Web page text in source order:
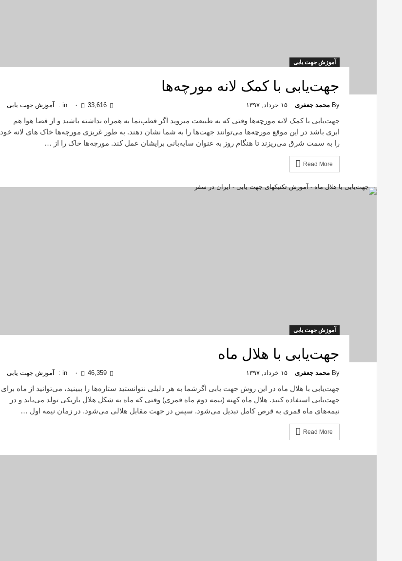
آموزش جهت یابی
جهت‌یابی با کمک لانه مورچه‌ها
By محمد جعفری ۱۵ خرداد, ۱۳۹۷ in : آموزش جهت یابی ۰ 33,616
جهت‌یابی با کمک لانه مورچه‌ها وقتی که به طبیعت میروید اگر قطب‌نما به همراه نداشته باشید و از قضا هوا هم
ابری باشد در این موقع مورچه‌ها می‌توانند جهت‌ها را به شما نشان دهند. به طور غریزی مورچه‌ها خاک های لانه‌ خود
را به سمت شرق می‌ریزند تا هنگام روز به عنوان سایه‌بانی برایشان عمل کند. مورچه‌ها خاک را از …
Read More
آموزش جهت یابی
جهت‌یابی با هلال ماه
By محمد جعفری ۱۵ خرداد, ۱۳۹۷ in : آموزش جهت یابی ۰ 46,359
جهت‌یابی با هلال ماه در این روش جهت یابی اگرشما به هر دلیلی نتوانستید ستاره‌ها را ببینید، می‌توانید از ماه برای
جهت‌یابی استفاده کنید. هلال ماه کهنه (نیمه دوم ماه قمری) وقتی که ماه به شکل هلال باریکی تولد می‌یابد و در
نیمه‌های ماه قمری به قرص کامل تبدیل می‌شود. سپس در جهت مقابل هلالی می‌شود. در زمان نیمه اول …
Read More